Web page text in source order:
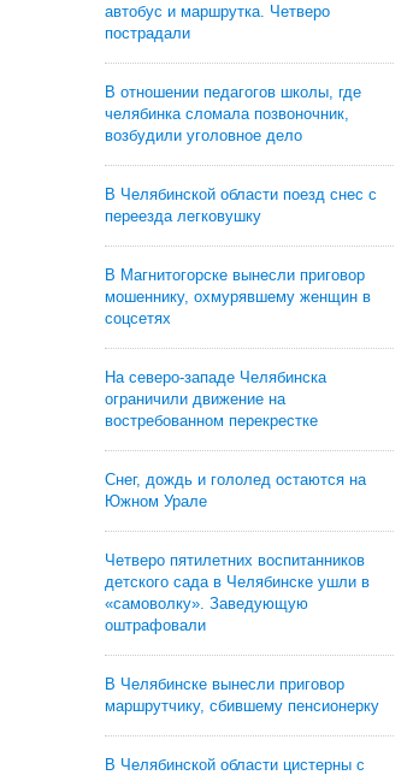
автобус и маршрутка. Четверо
пострадали
В отношении педагогов школы, где
челябинка сломала позвоночник,
возбудили уголовное дело
В Челябинской области поезд снес с
переезда легковушку
В Магнитогорске вынесли приговор
мошеннику, охмурявшему женщин в
соцсетях
На северо-западе Челябинска
ограничили движение на
востребованном перекрестке
Снег, дождь и гололед остаются на
Южном Урале
Четверо пятилетних воспитанников
детского сада в Челябинске ушли в
«самоволку». Заведующую
оштрафовали
В Челябинске вынесли приговор
маршрутчику, сбившему пенсионерку
В Челябинской области цистерны с